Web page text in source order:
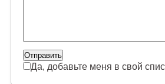
Да, добавьте меня в свой